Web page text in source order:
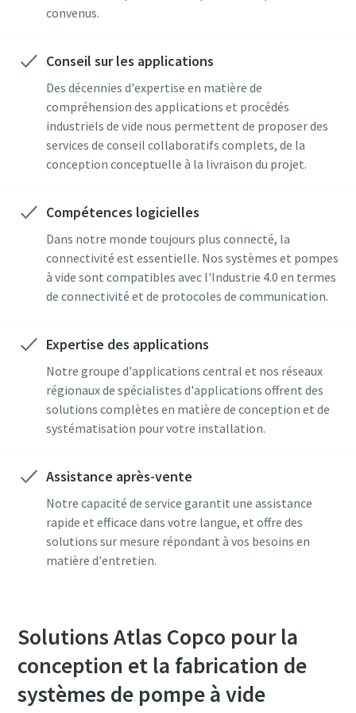
convenus.
Conseil sur les applications
Des décennies d'expertise en matière de
compréhension des applications et procédés
industriels de vide nous permettent de proposer des
services de conseil collaboratifs complets, de la
conception conceptuelle à la livraison du projet.
Compétences logicielles
Dans notre monde toujours plus connecté, la
connectivité est essentielle. Nos systèmes et pompes
à vide sont compatibles avec l'Industrie 4.0 en termes
de connectivité et de protocoles de communication.
Expertise des applications
Notre groupe d'applications central et nos réseaux
régionaux de spécialistes d'applications offrent des
solutions complètes en matière de conception et de
systématisation pour votre installation.
Assistance après-vente
Notre capacité de service garantit une assistance
rapide et efficace dans votre langue, et offre des
solutions sur mesure répondant à vos besoins en
matière d'entretien.
Solutions Atlas Copco pour la
conception et la fabrication de
systèmes de pompe à vide
spéciales
Envoyer
Vérification Anti-Robot
Cliquez ici pour vérifier
FriendlyCaptcha ⇗
spéciales
Envoyer
Vérification Anti-Robot
Cliquez ici pour vérifier
FriendlyCaptcha ⇗
spéciales
Envoyer
Vérification Anti-Robot
Cliquez ici pour vérifier
FriendlyCaptcha ⇗
spéciales
Envoyer
Vérification Anti-Robot
Cliquez ici pour vérifier
FriendlyCaptcha ⇗
spéciales
Envoyer
Vérification Anti-Robot
Cliquez ici pour vérifier
FriendlyCaptcha ⇗
spéciales
Envoyer
Vérification Anti-Robot
Cliquez ici pour vérifier
FriendlyCaptcha ⇗